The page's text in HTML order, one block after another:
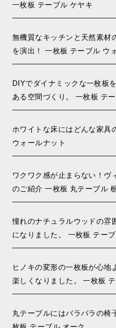
一枚板 テーブル ケヤキ
無機質なキッチンと天然素材
を演出！ 一枚板 テーブル ウ
DIYでダイナミックな一枚板
ある空間づくり。 一枚板 テ
ホワイトな床にはどんな家具
ウォールナット
ワクワク感が止まらない！ヴ
のご紹介 一枚板 丸テーブル
憧れのナチュラルウッドの雰
になりました。 一枚板 テー
ヒノキの変形の一枚板が心地
楽しくなりました。 一枚板
丸テーブルにはバラバラの椅